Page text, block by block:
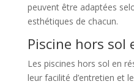
peuvent être adaptées
esthétiques de chacun.
Piscine hors sol
Les piscines hors sol en
leur facilité d’entretien et